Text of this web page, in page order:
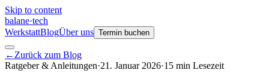
Skip to content
balane·tech
WerkstattBlogÜber uns Termin buchen
← Zurück zum Blog
Ratgeber & Anleitungen·21. Januar 2026·15 min Lesezeit